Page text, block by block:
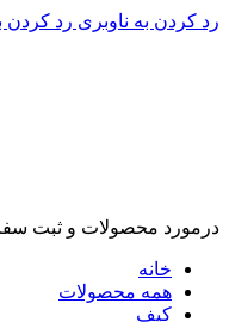
رد کردن به ناوبری رد کردن
درمورد محصولات و ثبت
خانه
همه محصولات
کیف